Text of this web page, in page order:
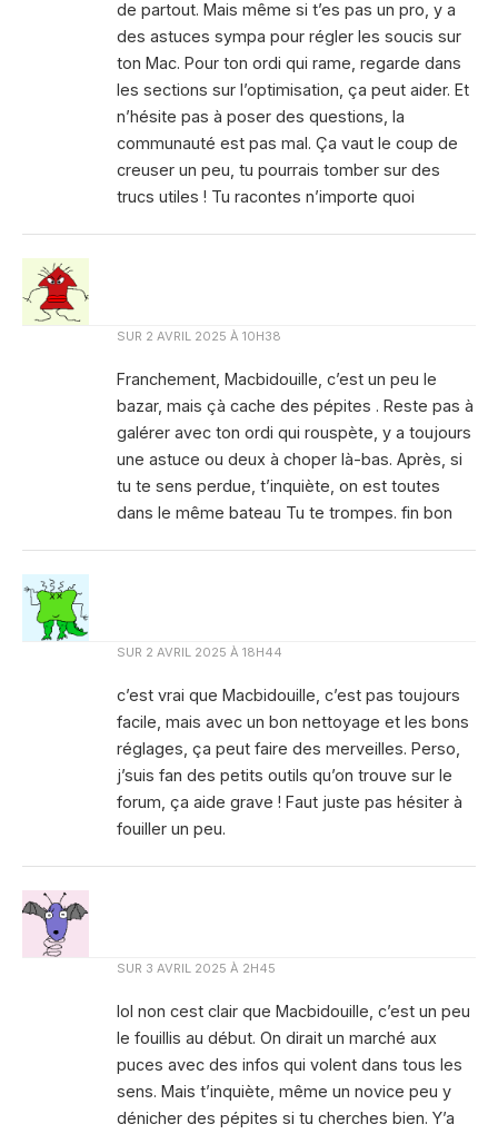
de partout. Mais même si t’es pas un pro, y a
des astuces sympa pour régler les soucis sur
ton Mac. Pour ton ordi qui rame, regarde dans
les sections sur l’optimisation, ça peut aider. Et
n’hésite pas à poser des questions, la
communauté est pas mal. Ça vaut le coup de
creuser un peu, tu pourrais tomber sur des
trucs utiles ! Tu racontes n’importe quoi
SUR 2 AVRIL 2025 À 10H38
Franchement, Macbidouille, c’est un peu le
bazar, mais çà cache des pépites . Reste pas à
galérer avec ton ordi qui rouspète, y a toujours
une astuce ou deux à choper là-bas. Après, si
tu te sens perdue, t’inquiète, on est toutes
dans le même bateau Tu te trompes. fin bon
SUR 2 AVRIL 2025 À 18H44
c’est vrai que Macbidouille, c’est pas toujours
facile, mais avec un bon nettoyage et les bons
réglages, ça peut faire des merveilles. Perso,
j’suis fan des petits outils qu’on trouve sur le
forum, ça aide grave ! Faut juste pas hésiter à
fouiller un peu.
SUR 3 AVRIL 2025 À 2H45
lol non cest clair que Macbidouille, c’est un peu
le fouillis au début. On dirait un marché aux
puces avec des infos qui volent dans tous les
sens. Mais t’inquiète, même un novice peu y
dénicher des pépites si tu cherches bien. Y’a